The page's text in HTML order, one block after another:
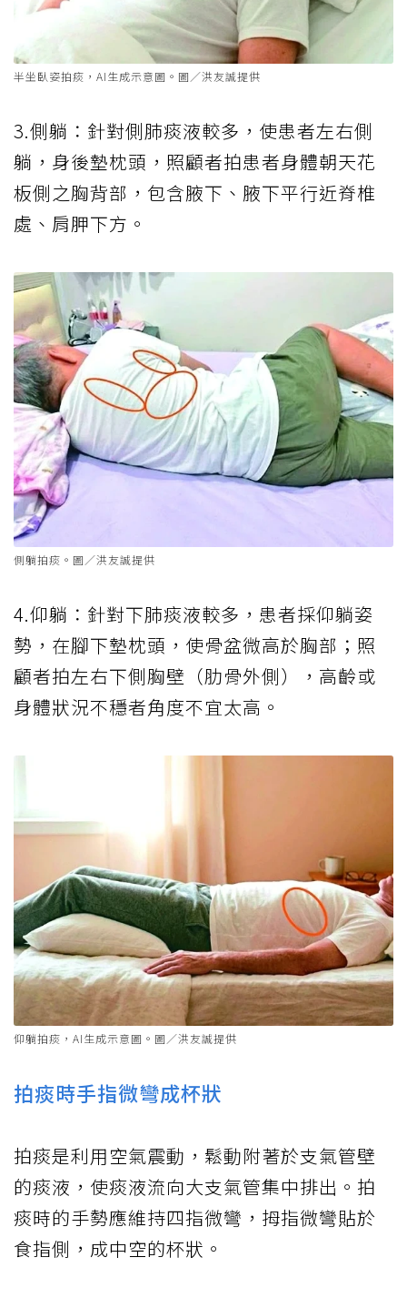
半坐臥姿拍痰，AI生成示意圖。圖／洪友誠提供
3.側躺：針對側肺痰液較多，使患者左右側
躺，身後墊枕頭，照顧者拍患者身體朝天花
板側之胸背部，包含腋下、腋下平行近脊椎
處、肩胛下方。
側躺拍痰。圖／洪友誠提供
4.仰躺：針對下肺痰液較多，患者採仰躺姿
勢，在腳下墊枕頭，使骨盆微高於胸部；照
顧者拍左右下側胸壁（肋骨外側），高齡或
身體狀況不穩者角度不宜太高。
仰躺拍痰，AI生成示意圖。圖／洪友誠提供
拍痰時手指微彎成杯狀
拍痰是利用空氣震動，鬆動附著於支氣管壁
的痰液，使痰液流向大支氣管集中排出。拍
痰時的手勢應維持四指微彎，拇指微彎貼於
食指側，成中空的杯狀。